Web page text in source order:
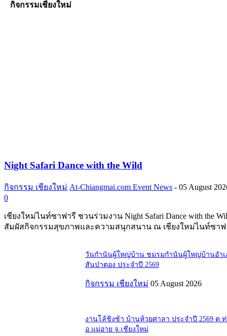
กิจกรรมเชียงใหม่
Night Safari Dance with the Wild
กิจกรรม เชียงใหม่ At-Chiangmai.com Event News - 05 August
0
เชียงใหม่ไนท์ซาฟารี ชวนร่วมงาน Night Safari Dance with the
สัมผัสกิจกรรมสุขภาพและความสนุกสนาน ณ เชียงใหม่ไนท์ซาฟ
วันกำนันผู้ใหญ่บ้าน ชมรมกำนันผู้ใหญ่บ้านอำเ
สันป่าตอง ประจำปี 2569
กิจกรรม เชียงใหม่ 05 August 2026
งานโล้ชิงช้า บ้านห้วยศาลา ประจำปี 2569 ต.
อ.แม่อาย จ.เชียงใหม่